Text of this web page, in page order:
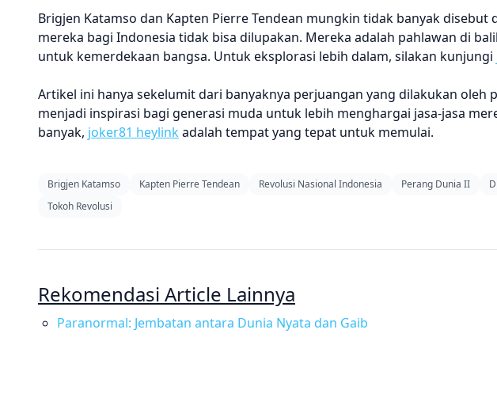
Brigjen Katamso dan Kapten Pierre Tendean mungkin tidak banyak
mereka bagi Indonesia tidak bisa dilupakan. Mereka adalah pahlawan di
untuk kemerdekaan bangsa. Untuk eksplorasi lebih dalam, silakan kunjungi
Artikel ini hanya sekelumit dari banyaknya perjuangan yang dilakukan oleh
menjadi inspirasi bagi generasi muda untuk lebih menghargai jasa-jasa
banyak, joker81 heylink adalah tempat yang tepat untuk memulai.
Brigjen Katamso Kapten Pierre Tendean Revolusi Nasional Indonesia Perang Dunia II
Tokoh Revolusi
Rekomendasi Article Lainnya
Paranormal: Jembatan antara Dunia Nyata dan Gaib